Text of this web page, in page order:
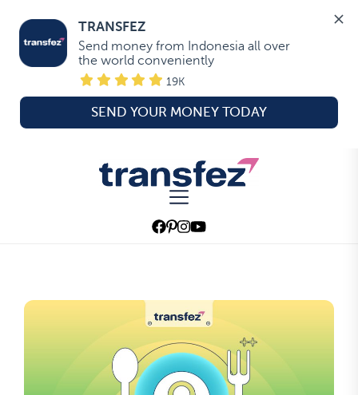
TRANSFEZ
Send money from Indonesia all over
the world conveniently
19K
SEND YOUR MONEY TODAY
Transfez